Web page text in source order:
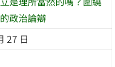
政治論辯
27 日